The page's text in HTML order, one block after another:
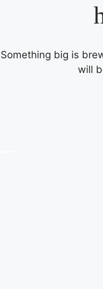
Something big is
will